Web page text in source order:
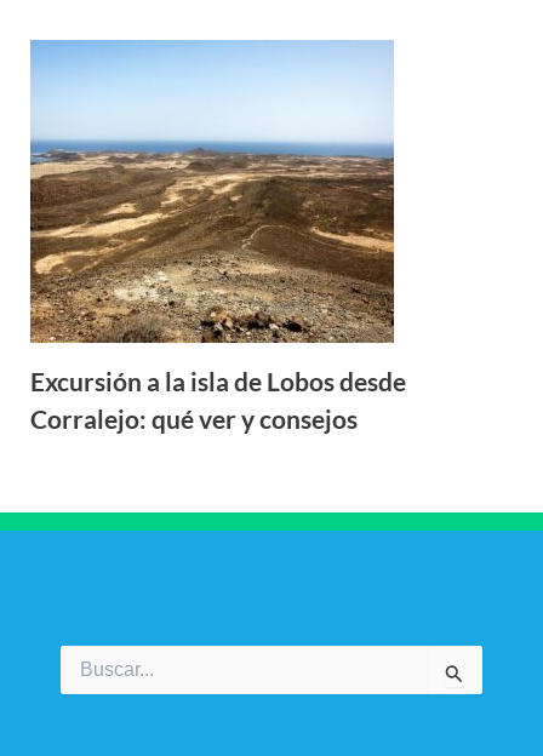
Excursión a la isla de Lobos desde
Corralejo: qué ver y consejos
por: